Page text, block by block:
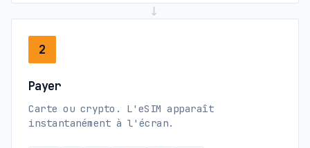
2
Payer
Carte ou crypto. L'eSIM apparaît
instantanément à l'écran.